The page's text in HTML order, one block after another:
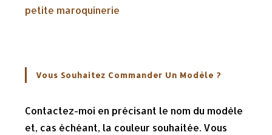
petite maroquinerie
Vous Souhaitez Commander Un Modèle ?
Contactez-moi en précisant le nom du modèle
et, cas échéant, la couleur souhaitée. Vous